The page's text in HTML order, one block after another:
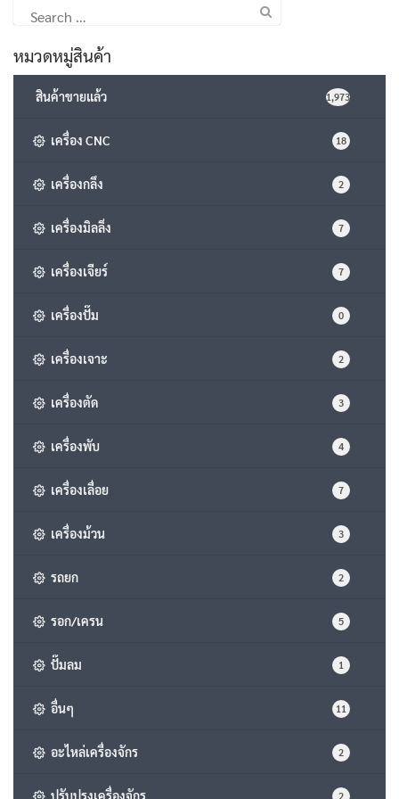
for:
หมวดหมู่สินค้า
สินค้าขายแล้ว 1,973
เครื่อง CNC 18
เครื่องกลึง 2
เครื่องมิลลิ่ง 7
เครื่องเจียร์ 7
เครื่องปั๊ม 0
เครื่องเจาะ 2
เครื่องตัด 3
เครื่องพับ 4
เครื่องเลื่อย 7
เครื่องม้วน 3
รถยก 2
รอก/เครน 5
ปั๊มลม 1
อื่นๆ 11
อะไหล่เครื่องจักร 2
ปรับปรุงเครื่องจักร 2